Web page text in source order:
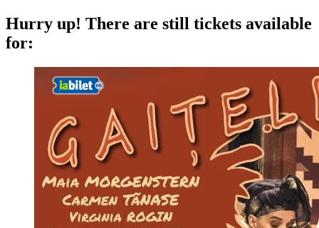
Hurry up! There are still tickets available
for: